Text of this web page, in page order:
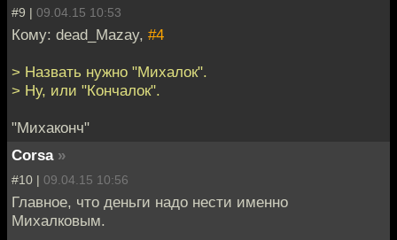
#9 | 09.04.15 10:53
Кому: dead_Mazay, #4
> Назвать нужно "Михалок".
> Ну, или "Кончалок".
"Михаконч"
Corsa »
#10 | 09.04.15 10:56
Главное, что деньги надо нести именно
Михалковым.